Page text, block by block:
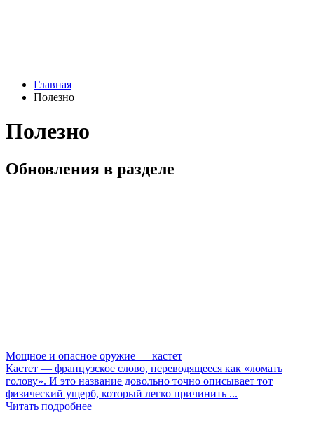
Главная
Полезно
Полезно
Обновления в разделе
Мощное и опасное оружие — кастет
Кастет — французское слово, переводящееся как «ломать
голову». И это название довольно точно описывает тот
физический ущерб, который легко причинить ...
Читать подробнее